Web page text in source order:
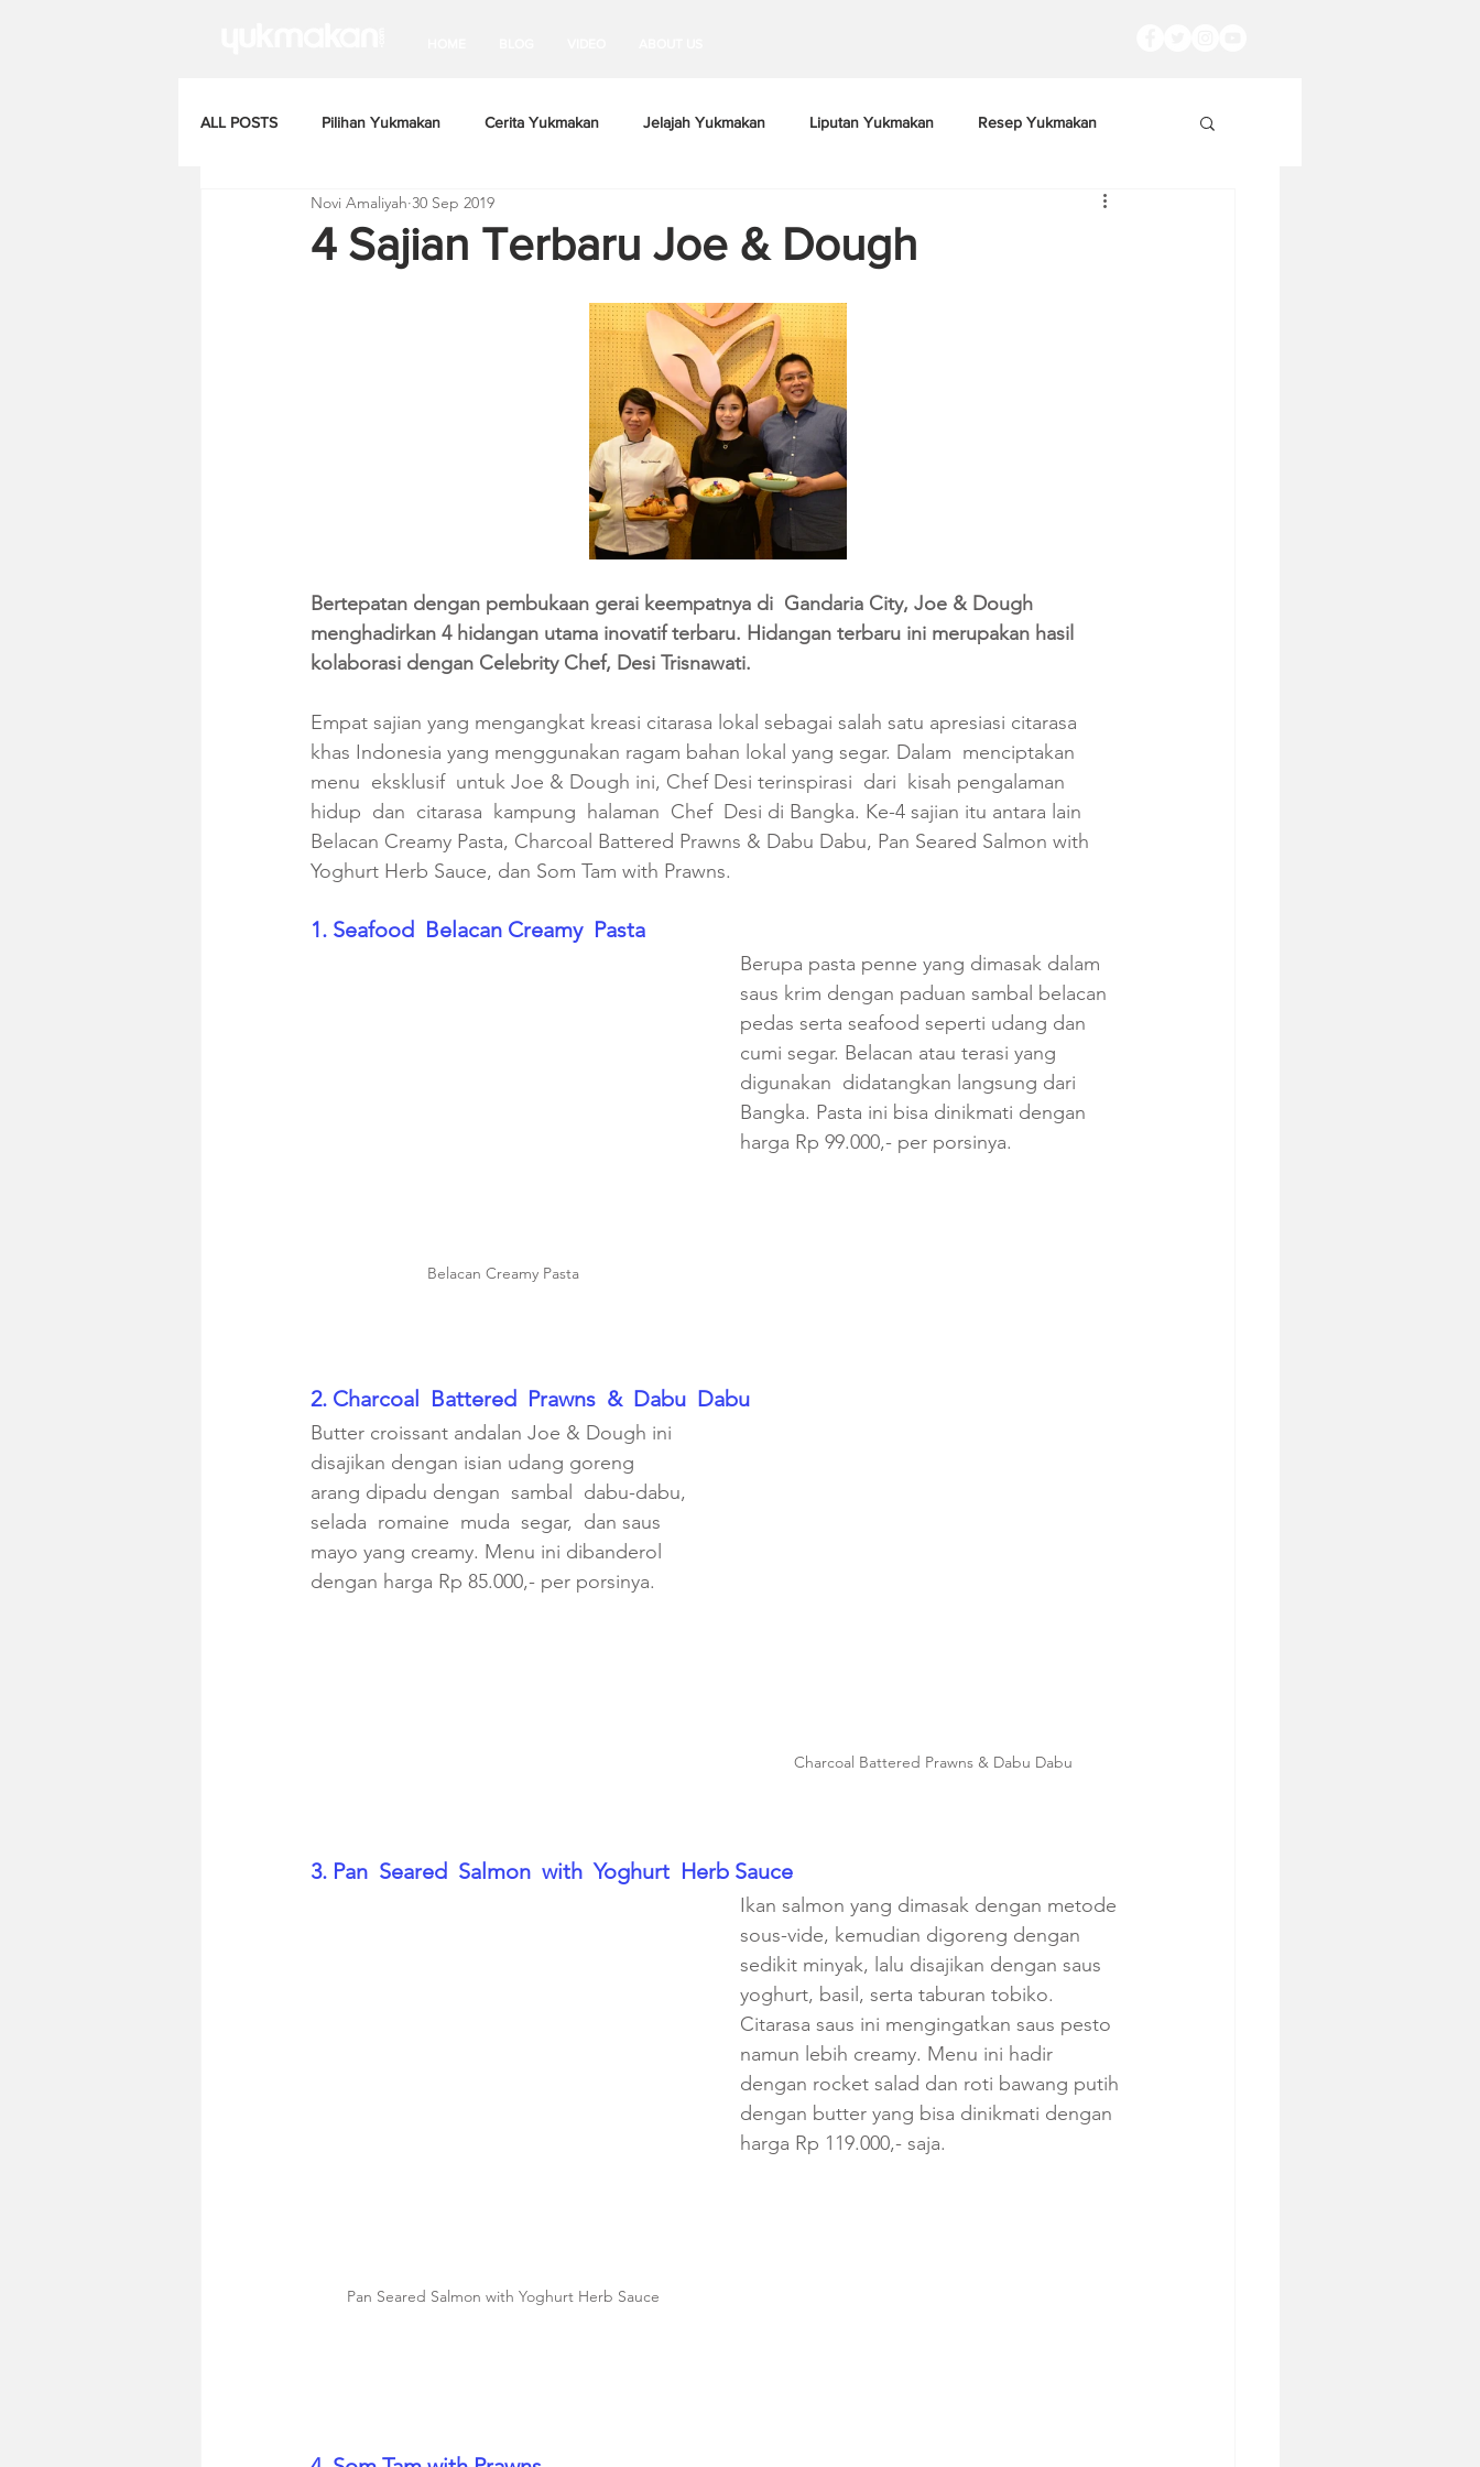
ALL POSTS Pilihan Yukmakan Cerita Yukmakan Jelajah Yukmakan Liputan Yukmakan Resep Yukmakan
4 Sajian Terbaru Joe & Dough
Novi Amaliyah 30 Sep 2019
Bertepatan dengan pembukaan gerai keempatnya di  Gandaria City, Joe & Dough
menghadirkan 4 hidangan utama inovatif terbaru. Hidangan terbaru ini merupakan hasil
kolaborasi dengan Celebrity Chef, Desi Trisnawati.
Empat sajian yang mengangkat kreasi citarasa lokal sebagai salah satu apresiasi citarasa
khas Indonesia yang menggunakan ragam bahan lokal yang segar. Dalam  menciptakan
menu  eksklusif  untuk Joe & Dough ini, Chef Desi terinspirasi  dari  kisah pengalaman
hidup  dan  citarasa  kampung  halaman  Chef  Desi di Bangka. Ke-4 sajian itu antara lain
Belacan Creamy Pasta, Charcoal Battered Prawns & Dabu Dabu, Pan Seared Salmon with
Yoghurt Herb Sauce, dan Som Tam with Prawns.
1. Seafood  Belacan Creamy  Pasta
Belacan Creamy Pasta
Berupa pasta penne yang dimasak dalam
saus krim dengan paduan sambal belacan
pedas serta seafood seperti udang dan
cumi segar. Belacan atau terasi yang
digunakan  didatangkan langsung dari
Bangka. Pasta ini bisa dinikmati dengan
harga Rp 99.000,- per porsinya.
2. Charcoal  Battered  Prawns  &  Dabu  Dabu
Charcoal Battered Prawns & Dabu Dabu
Butter croissant andalan Joe & Dough ini
disajikan dengan isian udang goreng
arang dipadu dengan  sambal  dabu-dabu,
selada  romaine  muda  segar,  dan saus
mayo yang creamy. Menu ini dibanderol
dengan harga Rp 85.000,- per porsinya.
3. Pan  Seared  Salmon  with  Yoghurt  Herb Sauce
Pan Seared Salmon with Yoghurt Herb Sauce
Ikan salmon yang dimasak dengan metode
sous-vide, kemudian digoreng dengan
sedikit minyak, lalu disajikan dengan saus
yoghurt, basil, serta taburan tobiko.
Citarasa saus ini mengingatkan saus pesto
namun lebih creamy. Menu ini hadir
dengan rocket salad dan roti bawang putih
dengan butter yang bisa dinikmati dengan
harga Rp 119.000,- saja.